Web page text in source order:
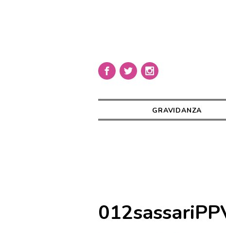
GRAVIDANZA